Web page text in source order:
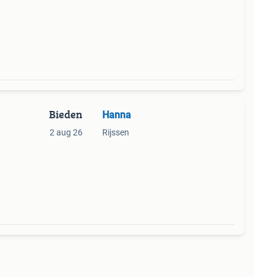
Bieden
2 aug 26
Hanna
Rijssen